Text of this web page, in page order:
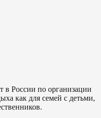
в России по организации
как для семей с детьми,